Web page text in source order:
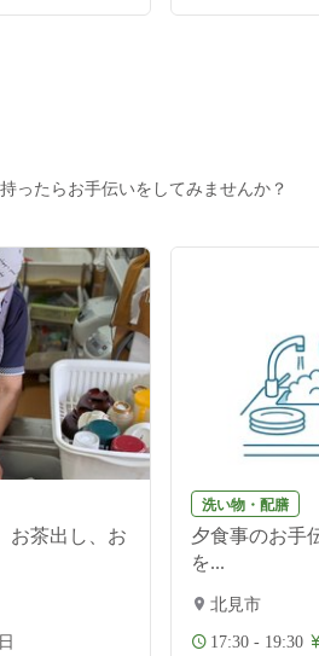
ったらお手伝いをしてみませんか？
お茶出し、お
洗い物・配膳
夕食事のお手
を...
北見市
17:30 - 19:30